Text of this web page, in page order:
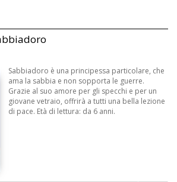
Sabbiadoro è una principessa particolare, che
ama la sabbia e non sopporta le guerre.
Grazie al suo amore per gli specchi e per un
giovane vetraio, offrirà a tutti una bella lezione
di pace. Età di lettura: da 6 anni.